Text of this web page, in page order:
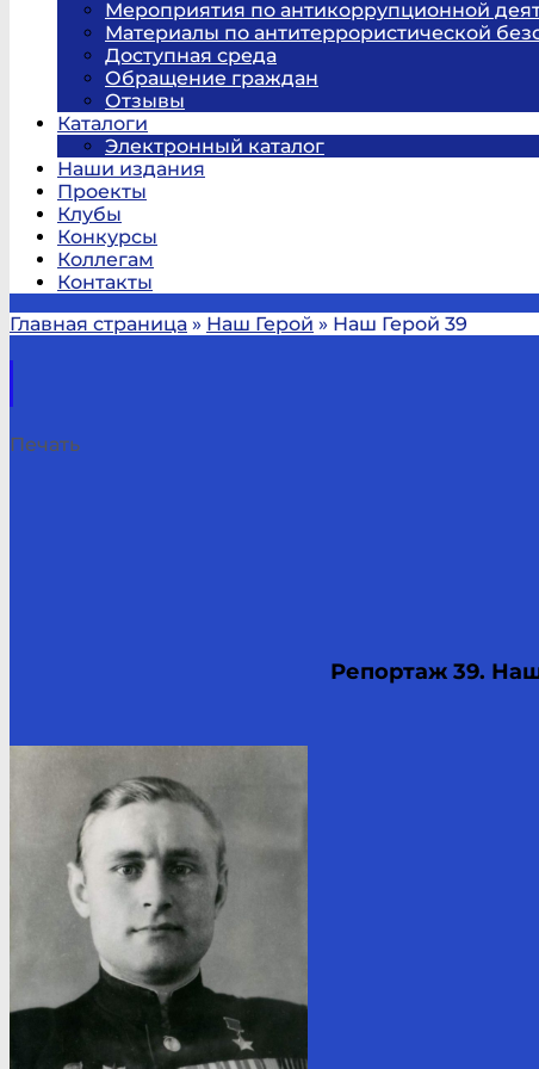
Мероприятия по антикоррупционной
Материалы по антитеррористической
Доступная среда
Обращение граждан
Отзывы
Каталоги
Электронный каталог
Наши издания
Проекты
Клубы
Конкурсы
Коллегам
Контакты
Главная страница » Наш Герой » Наш Герой 39
Печать
Репортаж 39.